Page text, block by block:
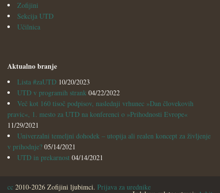
Zofijini
Sekcija UTD
Učilnica
Aktualno branje
Lista #zaUTD 10/20/2023
UTD v programih strank 04/22/2022
Več kot 160 tisoč podpisov, naslednji vrhunec »Dan človekovih
pravic«, 1. mesto za UTD na konferenci o »Prihodnosti Evrope«
11/29/2021
Univerzalni temeljni dohodek – utopija ali realen koncept za življenje
v prihodnje? 05/14/2021
UTD in prekarnost 04/14/2021
cc 2010-2026 Zofijini ljubimci. Prijava za urednike